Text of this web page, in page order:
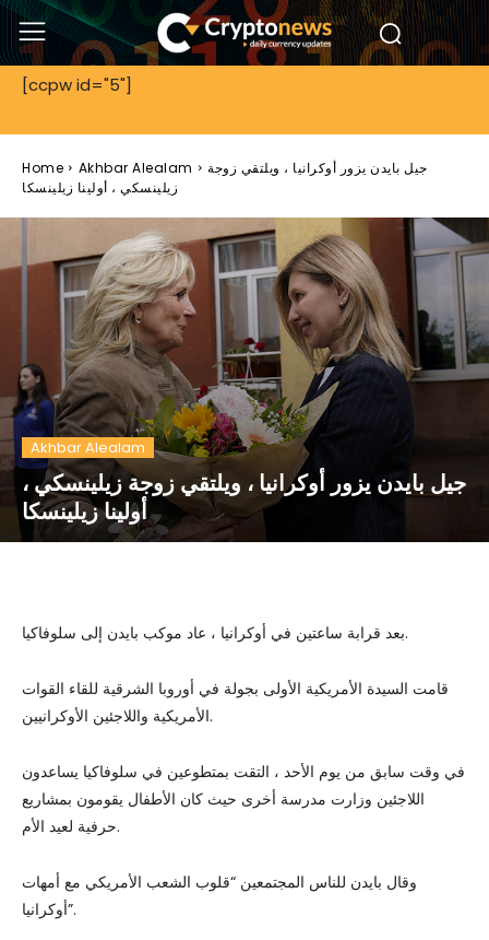
[ccpw id="5"]
Home Akhbar Alealam
جيل بايدن يزور أوكرانيا ، ويلتقي زوجة
زيلينسكي ، أولينا زيلينسكا
Akhbar Alealam
جيل بايدن يزور أوكرانيا ، ويلتقي زوجة زيلينسكي ،
أولينا زيلينسكا
بعد قرابة ساعتين في أوكرانيا ، عاد موكب بايدن إلى سلوفاكيا.
قامت السيدة الأمريكية الأولى بجولة في أوروبا الشرقية للقاء القوات
الأمريكية واللاجئين الأوكرانيين.
في وقت سابق من يوم الأحد ، التقت بمتطوعين في سلوفاكيا يساعدون
اللاجئين وزارت مدرسة أخرى حيث كان الأطفال يقومون بمشاريع
حرفية لعيد الأم.
وقال بايدن للناس المجتمعين “قلوب الشعب الأمريكي مع أمهات
أوكرانيا”.